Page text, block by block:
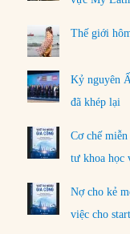
Thế giới
Kỷ nguyên
đã khép lại
Cơ chế
tư khoa học
Nợ cho kẻ
việc cho